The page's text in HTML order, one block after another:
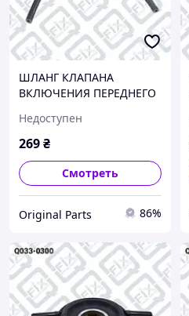
ШЛАНГ КЛАПАНА
ВКЛЮЧЕНИЯ ПЕРЕДНЕГО
Недоступен
269₴
Смотреть
Original Parts 86%